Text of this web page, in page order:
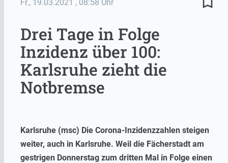
Fr., 19.03.2021 , 08:58 Uhr
Drei Tage in Folge
Inzidenz über 100:
Karlsruhe zieht die
Notbremse
Karlsruhe (msc) Die Corona-Inzidenzzahlen steigen
weiter, auch in Karlsruhe. Weil die Fächerstadt am
gestrigen Donnerstag zum dritten Mal in Folge einen